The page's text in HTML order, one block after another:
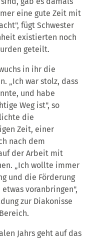
eine gute Zeit mit
fügt Schwester
existierten noch
geteilt.
in ihr die
„Ich war stolz, dass
und habe
Weg ist", so
die
Zeit, einer
nach dem
der Arbeit mit
„Ich wollte immer
und die Förderung
voranbringen",
zur Diakonisse
Jahrs geht auf das